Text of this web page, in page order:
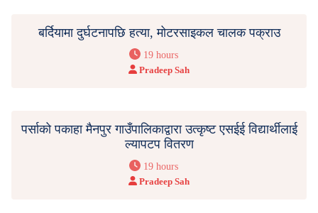
बर्दियामा दुर्घटनापछि हत्या, मोटरसाइकल चालक पक्राउ
19 hours
Pradeep Sah
पर्साको पकाहा मैनपुर गाउँपालिकाद्वारा उत्कृष्ट एसईई विद्यार्थीलाई
ल्यापटप वितरण
19 hours
Pradeep Sah